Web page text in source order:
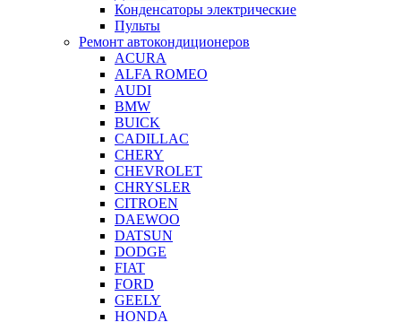
Конденсаторы электрические
Пульты
Ремонт автокондиционеров
ACURA
ALFA ROMEO
AUDI
BMW
BUICK
CADILLAC
CHERY
CHEVROLET
CHRYSLER
CITROEN
DAEWOO
DATSUN
DODGE
FIAT
FORD
GEELY
HONDA